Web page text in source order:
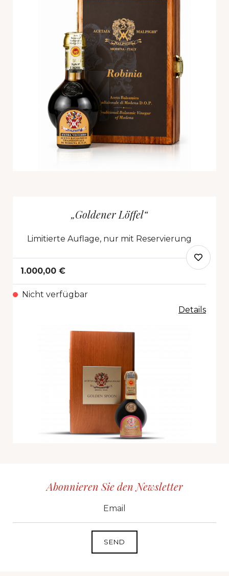
„Goldener Löffel“
Limitierte Auflage, nur mit Reservierung
1.000,00 €
Nicht verfügbar
Details
Abonnieren Sie den Newsletter